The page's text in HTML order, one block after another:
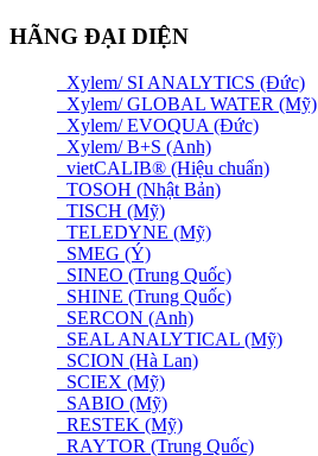
HÃNG ĐẠI DIỆN
Xylem/ SI ANALYTICS (Đức)
Xylem/ GLOBAL WATER (Mỹ)
Xylem/ EVOQUA (Đức)
Xylem/ B+S (Anh)
vietCALIB® (Hiệu chuẩn)
TOSOH (Nhật Bản)
TISCH (Mỹ)
TELEDYNE (Mỹ)
SMEG (Ý)
SINEO (Trung Quốc)
SHINE (Trung Quốc)
SERCON (Anh)
SEAL ANALYTICAL (Mỹ)
SCION (Hà Lan)
SCIEX (Mỹ)
SABIO (Mỹ)
RESTEK (Mỹ)
RAYTOR (Trung Quốc)